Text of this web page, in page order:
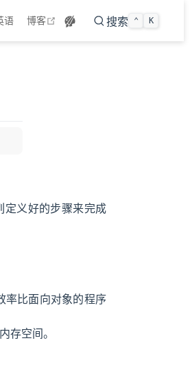
语 博客 open in new window
搜索 ⌃ K
义好的步骤来完成
率比面向对象的程序
存空间。